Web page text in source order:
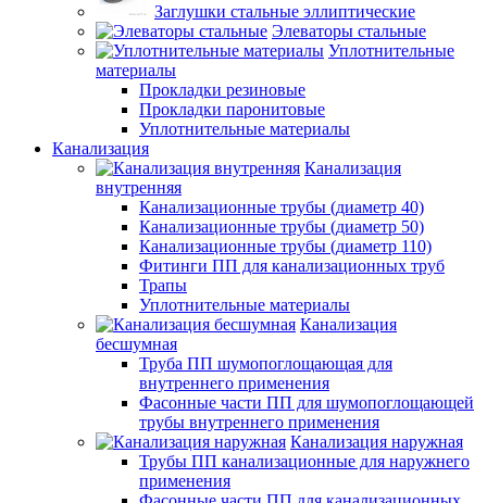
Заглушки стальные эллиптические
Элеваторы стальные
Уплотнительные
материалы
Прокладки резиновые
Прокладки паронитовые
Уплотнительные материалы
Канализация
Канализация
внутренняя
Канализационные трубы (диаметр 40)
Канализационные трубы (диаметр 50)
Канализационные трубы (диаметр 110)
Фитинги ПП для канализационных труб
Трапы
Уплотнительные материалы
Канализация
бесшумная
Труба ПП шумопоглощающая для
внутреннего применения
Фасонные части ПП для шумопоглощающей
трубы внутреннего применения
Канализация наружная
Трубы ПП канализационные для наружнего
применения